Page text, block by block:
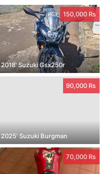
150,000 Rs
2018' Suzuki Gsx250r
90,000 Rs
2025' Suzuki Burgman
70,000 Rs